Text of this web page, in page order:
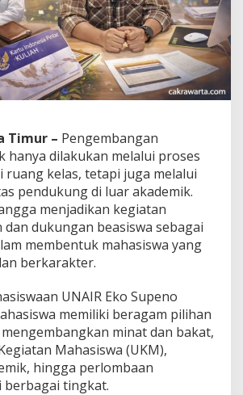
a
a
n
d
a
n
B
s
i
w
a
J
a
d
i
F
k
u
s
P
e
n
g
Timur – Pengembangan
hanya dilakukan melalui proses
ruang kelas, tetapi juga melalui
pendukung di luar akademik.
menjadikan kegiatan
dan dukungan beasiswa sebagai
membentuk mahasiswa yang
berkarakter.
UNAIR Eko Supeno
memiliki beragam pilihan
minat dan bakat,
Mahasiswa (UKM),
hingga perlombaan
berbagai tingkat.